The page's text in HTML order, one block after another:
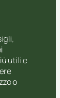
utili e
o